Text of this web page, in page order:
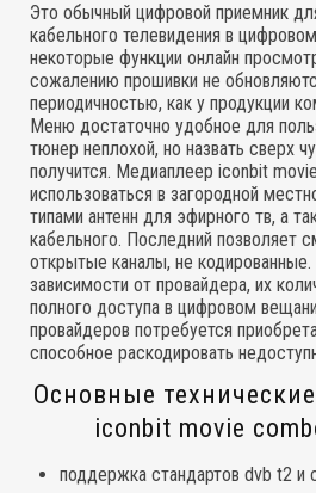
Это обычный цифровой приемник
кабельного телевидения в
некоторые функции онлайн
сожалению прошивки не
периодичностью, как у продукции
Меню достаточно удобное для
тюнер неплохой, но назвать сверх
получится. Медиаплеер iconbit
использоваться в загородной
типами антенн для эфирного тв, а
кабельного. Последний позволяет
открытые каналы, не кодированные.
зависимости от провайдера, их
полного доступа в цифровом
провайдеров потребуется
способное раскодировать
Основные
iconbit movie
поддержка стандартов dvb t2 и